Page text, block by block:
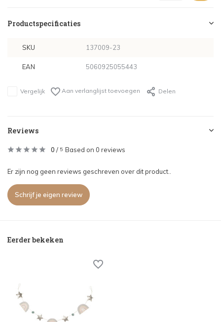
Productspecificaties
SKU 137009-23
EAN 5060925055443
Vergelijk Aan verlanglijst toevoegen Delen
Reviews
0 / 5 Based on 0 reviews
Er zijn nog geen reviews geschreven over dit product..
Schrijf je eigen review
Eerder bekeken